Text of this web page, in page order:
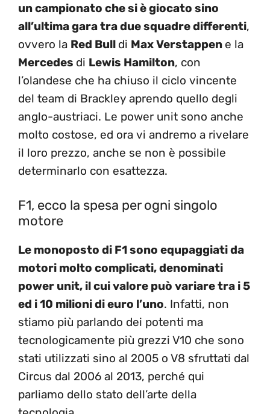
un campionato che si è giocato sino
all’ultima gara tra due squadre differenti,
ovvero la Red Bull di Max Verstappen e la
Mercedes di Lewis Hamilton, con
l’olandese che ha chiuso il ciclo vincente
del team di Brackley aprendo quello degli
anglo-austriaci. Le power unit sono anche
molto costose, ed ora vi andremo a rivelare
il loro prezzo, anche se non è possibile
determinarlo con esattezza.
F1, ecco la spesa per ogni singolo
motore
Le monoposto di F1 sono equpaggiati da
motori molto complicati, denominati
power unit, il cui valore può variare tra i 5
ed i 10 milioni di euro l’uno. Infatti, non
stiamo più parlando dei potenti ma
tecnologicamente più grezzi V10 che sono
stati utilizzati sino al 2005 o V8 sfruttati dal
Circus dal 2006 al 2013, perché qui
parliamo dello stato dell’arte della